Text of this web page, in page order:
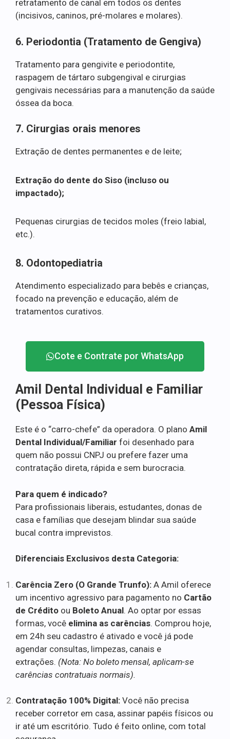
retratamento de canal em todos os dentes
(incisivos, caninos, pré-molares e molares).
6. Periodontia (Tratamento de Gengiva)
Tratamento para gengivite e periodontite,
raspagem de tártaro subgengival e cirurgias
gengivais necessárias para a manutenção da saúde
óssea da boca.
7. Cirurgias orais menores
Extração de dentes permanentes e de leite;
Extração do dente do Siso (incluso ou
impactado);
Pequenas cirurgias de tecidos moles (freio labial,
etc.).
8. Odontopediatria
Atendimento especializado para bebês e crianças,
focado na prevenção e educação, além de
tratamentos curativos.
Cote e Contrate por WhatsApp
Amil Dental Individual e Familiar
(Pessoa Física)
Este é o “carro-chefe” da operadora. O plano Amil
Dental Individual/Familiar foi desenhado para
quem não possui CNPJ ou prefere fazer uma
contratação direta, rápida e sem burocracia.
Para quem é indicado?
Para profissionais liberais, estudantes, donas de
casa e famílias que desejam blindar sua saúde
bucal contra imprevistos.
Diferenciais Exclusivos desta Categoria:
Carência Zero (O Grande Trunfo): A Amil oferece
um incentivo agressivo para pagamento no Cartão
de Crédito ou Boleto Anual. Ao optar por essas
formas, você elimina as carências. Comprou hoje,
em 24h seu cadastro é ativado e você já pode
agendar consultas, limpezas, canais e
extrações. (Nota: No boleto mensal, aplicam-se
carências contratuais normais).
Contratação 100% Digital: Você não precisa
receber corretor em casa, assinar papéis físicos ou
ir até um escritório. Tudo é feito online, com total